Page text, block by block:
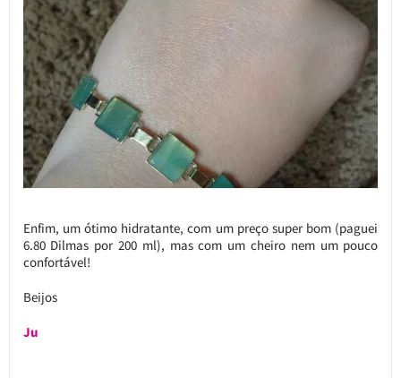
Enfim, um ótimo hidratante, com um preço super bom (paguei
6.80 Dilmas por 200 ml), mas com um cheiro nem um pouco
confortável!
Beijos
Ju